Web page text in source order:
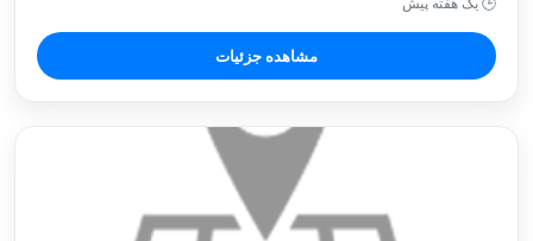
مشاهده جزئیات